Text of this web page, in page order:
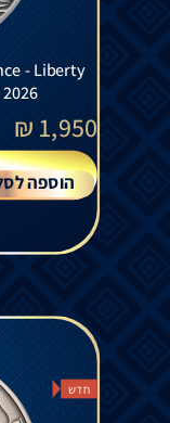
- Liberty
1,950
₪
הוספה
חדש